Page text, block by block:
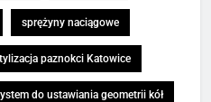
sprężyny naciągowe
paznokci Katowice
do ustawiania geometrii kół